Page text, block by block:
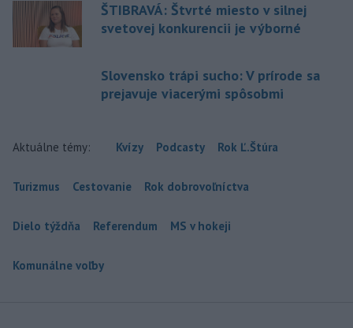
ŠTIBRAVÁ: Štvrté miesto v silnej
svetovej konkurencii je výborné
Slovensko trápi sucho: V prírode sa
prejavuje viacerými spôsobmi
Aktuálne témy: Kvízy Podcasty Rok Ľ.Štúra
Turizmus Cestovanie Rok dobrovoľníctva
Dielo týždňa Referendum MS v hokeji
Komunálne voľby